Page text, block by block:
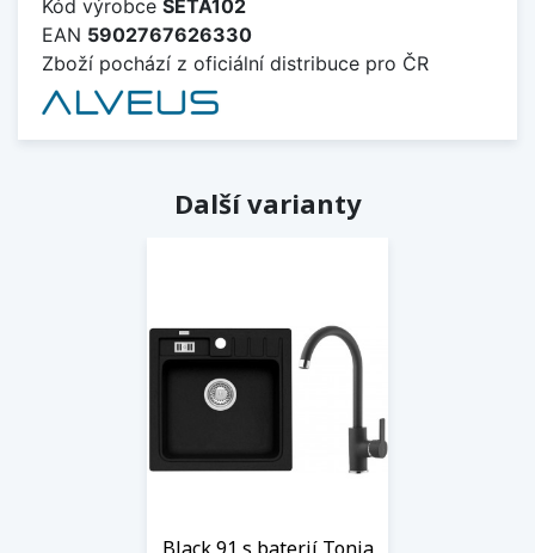
Kód výrobce SETA102
EAN 5902767626330
Zboží pochází z oficiální distribuce pro ČR
Další varianty